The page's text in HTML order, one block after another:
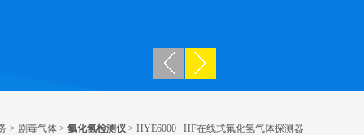
> 剧毒气体 > 氟化氢检测仪 > HYE6000_ HF在线式氟化氢气体探测器